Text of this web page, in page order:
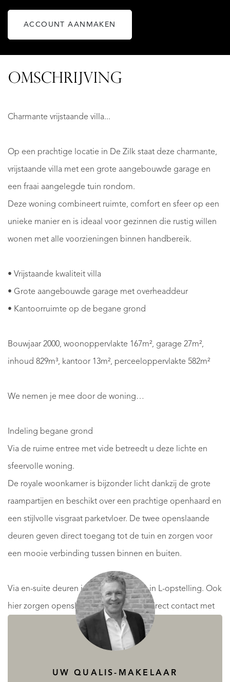
ACCOUNT AANMAKEN
OMSCHRIJVING
Charmante vrijstaande villa...
Op een prachtige locatie in De Zilk staat deze charmante,
vrijstaande villa met een grote aangebouwde garage en
een fraai aangelegde tuin rondom.
Deze woning combineert ruimte, comfort en sfeer op een
unieke manier en is ideaal voor gezinnen die rustig willen
wonen met alle voorzieningen binnen handbereik.
• Vrijstaande kwaliteit villa
• Grote aangebouwde garage met overheaddeur
• Kantoorruimte op de begane grond
Bouwjaar 2000, woonoppervlakte 167m², garage 27m²,
inhoud 829m³, kantoor 13m², perceeloppervlakte 582m²
We nemen je mee door de woning…
Indeling begane grond
Via de ruime entree met vide betreedt u deze lichte en
sfeervolle woning.
De royale woonkamer is bijzonder licht dankzij de grote
raampartijen en beschikt over een prachtige openhaard en
een stijlvolle visgraat parketvloer. De twee openslaande
deuren geven direct toegang tot de tuin en zorgen voor
een mooie verbinding tussen binnen en buiten.
Via en-suite deuren is de woonkeuken in L-opstelling. Ook
hier zorgen openslaande deuren voor direct contact met
Vanuit de keuken is een praktische kantoorruimte
aansluitingen voor wassen en drogen. De garage heeft
UW QUALIS-MAKELAAR